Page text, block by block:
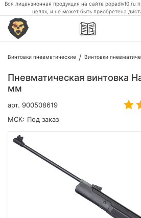
Вся лицензионная продукция на сайте popadiv10.ru
целях, и не может быть приобретена
Винтовки пневматические Винтовки
Пневматическая винтовка
мм
арт. 900508619
МСК: Под заказ